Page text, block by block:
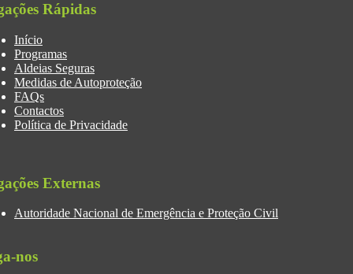
Rápidas
Início
Programas
Aldeias Seguras
Medidas de Autoproteção
FAQs
Contactos
Política de Privacidade
Externas
Autoridade Nacional de Emergência e Proteção Civil
nos